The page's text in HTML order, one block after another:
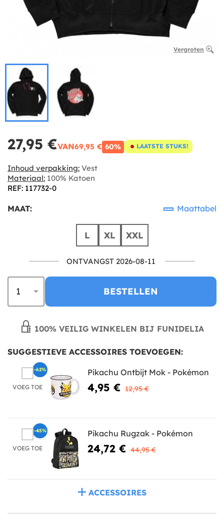
Vergroten
27,95 €VAN69,95 € 60% LAATSTE STUKS!
Inhoud verpakking: Vest
Materiaal: 100% Katoen
REF: 117732-0
MAAT: Maattabel
L XL XXL
ONTVANGST 2026-08-11
BESTELLEN
100% VEILIG WINKELEN BIJ FUNIDELIA
SUGGESTIEVE ACCESSOIRES TOEVOEGEN:
VOEG TOE
Pikachu Ontbijt Mok - Pokémon
4,95 € 12,95 €
-62%
VOEG TOE
Pikachu Rugzak - Pokémon
24,72 € 44,95 €
-45%
ACCESSOIRES